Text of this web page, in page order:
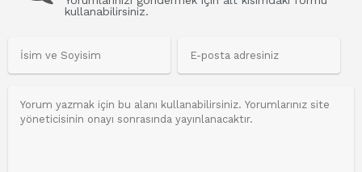
kullanabilirsiniz.